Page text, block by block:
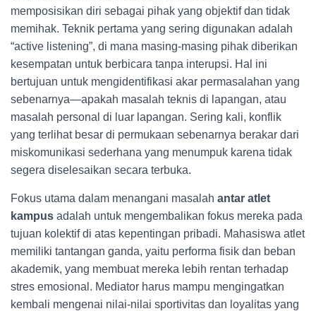
memposisikan diri sebagai pihak yang objektif dan tidak
memihak. Teknik pertama yang sering digunakan adalah
“active listening”, di mana masing-masing pihak diberikan
kesempatan untuk berbicara tanpa interupsi. Hal ini
bertujuan untuk mengidentifikasi akar permasalahan yang
sebenarnya—apakah masalah teknis di lapangan, atau
masalah personal di luar lapangan. Sering kali, konflik
yang terlihat besar di permukaan sebenarnya berakar dari
miskomunikasi sederhana yang menumpuk karena tidak
segera diselesaikan secara terbuka.
Fokus utama dalam menangani masalah antar atlet
kampus adalah untuk mengembalikan fokus mereka pada
tujuan kolektif di atas kepentingan pribadi. Mahasiswa atlet
memiliki tantangan ganda, yaitu performa fisik dan beban
akademik, yang membuat mereka lebih rentan terhadap
stres emosional. Mediator harus mampu mengingatkan
kembali mengenai nilai-nilai sportivitas dan loyalitas yang